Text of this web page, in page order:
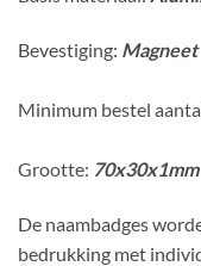
Bevestiging: Magneet
Minimum bestel
Grootte: 70x30x1mm
De naambadges
bedrukking met